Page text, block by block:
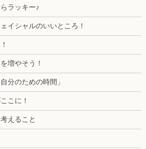
ラッキー♪
イシャルのいいところ！
増やそう！
分のための時間」
こに！
えること